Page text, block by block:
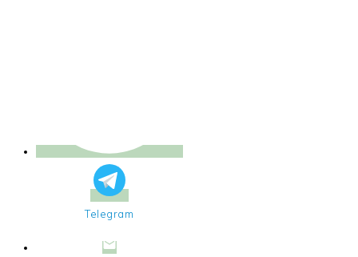
Telegram